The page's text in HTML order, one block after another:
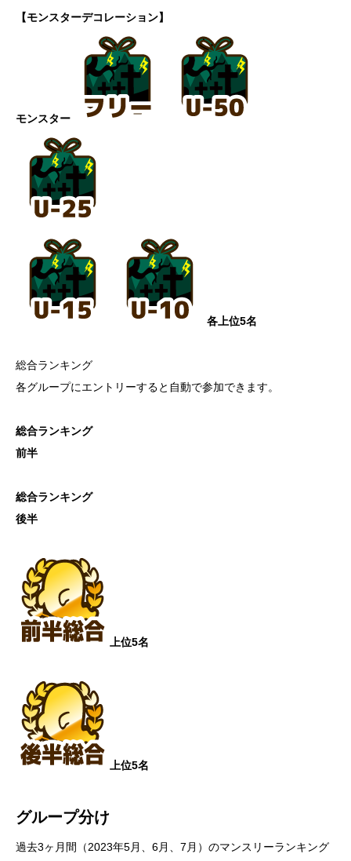
【モンスターデコレーション】
モンスター
各上位5名
総合ランキング
各グループにエントリーすると自動で参加できます。
総合ランキング
前半
総合ランキング
後半
上位5名
上位5名
グループ分け
過去3ヶ月間（2023年5月、6月、7月）のマンスリーランキング